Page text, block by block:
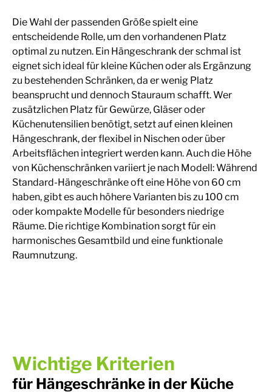
Die Wahl der passenden Größe spielt eine
entscheidende Rolle, um den vorhandenen Platz
optimal zu nutzen. Ein Hängeschrank der schmal ist
eignet sich ideal für kleine Küchen oder als Ergänzung
zu bestehenden Schränken, da er wenig Platz
beansprucht und dennoch Stauraum schafft. Wer
zusätzlichen Platz für Gewürze, Gläser oder
Küchenutensilien benötigt, setzt auf einen kleinen
Hängeschrank, der flexibel in Nischen oder über
Arbeitsflächen integriert werden kann. Auch die Höhe
von Küchenschränken variiert je nach Modell: Während
Standard-Hängeschränke oft eine Höhe von 60 cm
haben, gibt es auch höhere Varianten bis zu 100 cm
oder kompakte Modelle für besonders niedrige
Räume. Die richtige Kombination sorgt für ein
harmonisches Gesamtbild und eine funktionale
Raumnutzung.
Wichtige Kriterien
für Hängeschränke in der Küche